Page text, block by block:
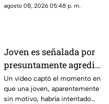
siete personas muertas, entre
agosto 08, 2026 05:48 p. m.
Joven es señalada por
presuntamente agredir
a un pony en feria de
Pueblo Mágico
Un video captó el momento en
que una joven, aparentemente
sin motivo, habría intentado